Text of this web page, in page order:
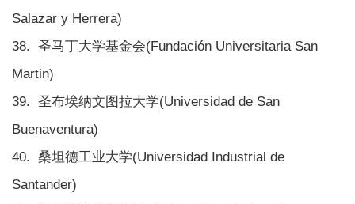
Salazar y Herrera)
38. 圣马丁大学基金会(Fundación Universitaria San
Martin)
39. 圣布埃纳文图拉大学(Universidad de San
Buenaventura)
40. 桑坦德工业大学(Universidad Industrial de
Santander)